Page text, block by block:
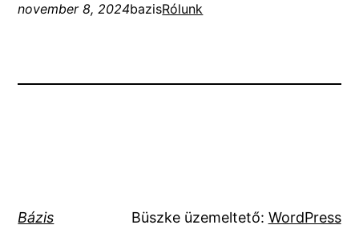
november 8, 2024bazisRólunk
Bázis Büszke üzemeltető: WordPress